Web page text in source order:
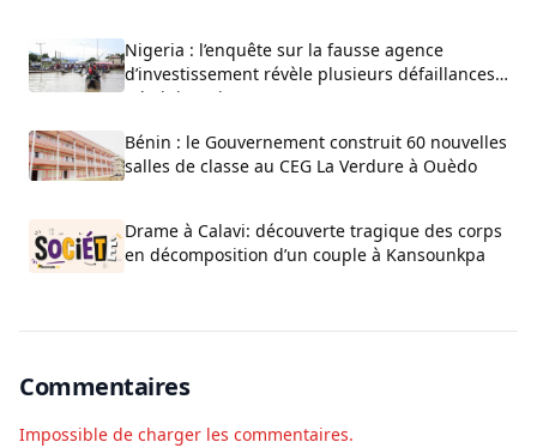
Nigeria : l’enquête sur la fausse agence
d’investissement révèle plusieurs défaillances
administratives
Bénin : le Gouvernement construit 60 nouvelles
salles de classe au CEG La Verdure à Ouèdo
Drame à Calavi: découverte tragique des corps
en décomposition d’un couple à Kansounkpa
Commentaires
Impossible de charger les commentaires.